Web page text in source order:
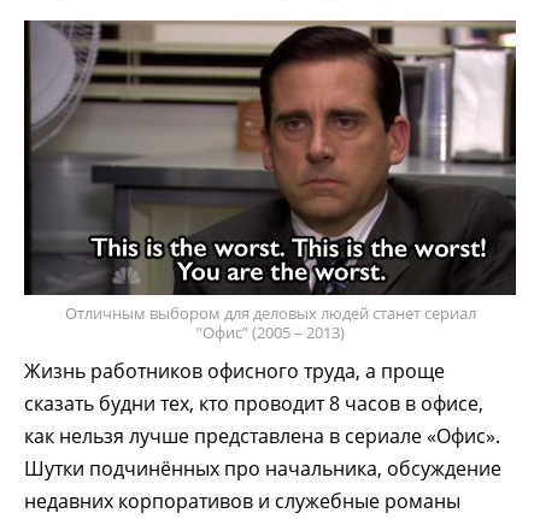
Отличным выбором для деловых людей станет сериал
”Офис” (2005 – 2013)
Жизнь работников офисного труда, а проще
сказать будни тех, кто проводит 8 часов в офисе,
как нельзя лучше представлена в сериале «Офис».
Шутки подчинённых про начальника, обсуждение
недавних корпоративов и служебные романы